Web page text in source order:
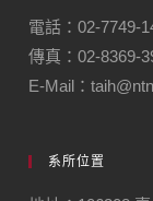
電話：02-7749-
傳真：02-8369-
E-Mail：
系所位置